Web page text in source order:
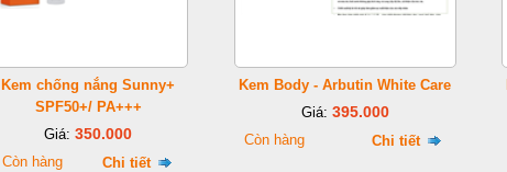
Kem chống nắng Sunny+
SPF50+/ PA+++
Giá: 350.000
Còn hàng Chi tiết
Kem Body - Arbutin White Care
Giá: 395.000
Còn hàng Chi tiết